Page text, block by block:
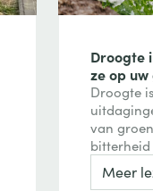
Droogte
ze op
Droogte
van
Meer